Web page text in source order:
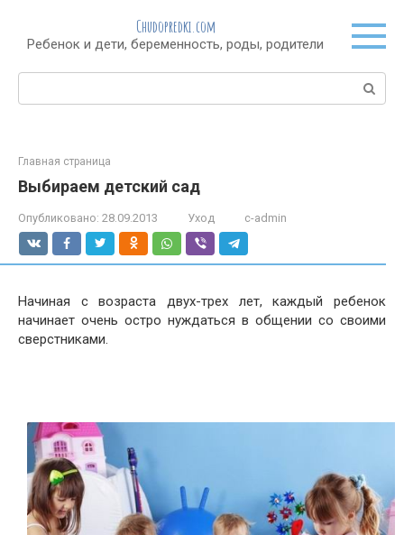
контенту
Chudopredki.com
Ребенок и дети, беременность, роды, родители
Поиск:
Главная страница
Выбираем детский сад
Опубликовано: 28.09.2013 Уход c-admin
Начиная с возраста двух-трех лет, каждый ребенок
начинает очень остро нуждаться в общении со своими
сверстниками.